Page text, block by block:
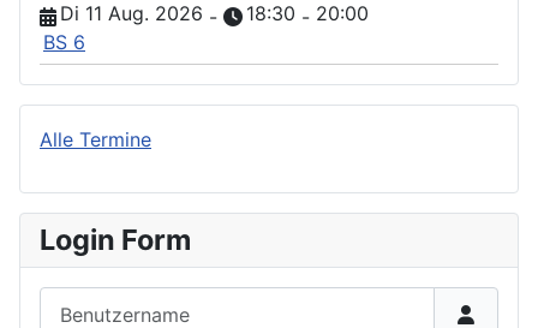
Di 11 Aug. 2026 - 18:30 - 20:00
BS 6
Alle Termine
Login Form